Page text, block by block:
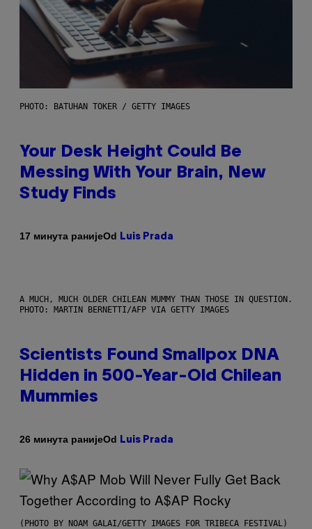
PHOTO: BATUHAN TOKER / GETTY IMAGES
Your Desk Height Could Be
Messing With Your Brain, New
Study Finds
17 минута ранијеOd Luis Prada
A MUCH, MUCH OLDER CHILEAN MUMMY THAN THOSE IN QUESTION.
PHOTO: MARTIN BERNETTI/AFP VIA GETTY IMAGES
Scientists Found Smallpox DNA
Hidden in 500-Year-Old Chilean
Mummies
26 минута ранијеOd Luis Prada
(PHOTO BY NOAM GALAI/GETTY IMAGES FOR TRIBECA FESTIVAL)